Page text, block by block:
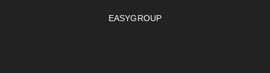
EASYGROUP